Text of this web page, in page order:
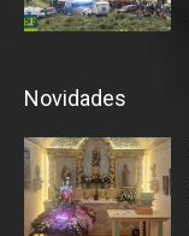
Novidades